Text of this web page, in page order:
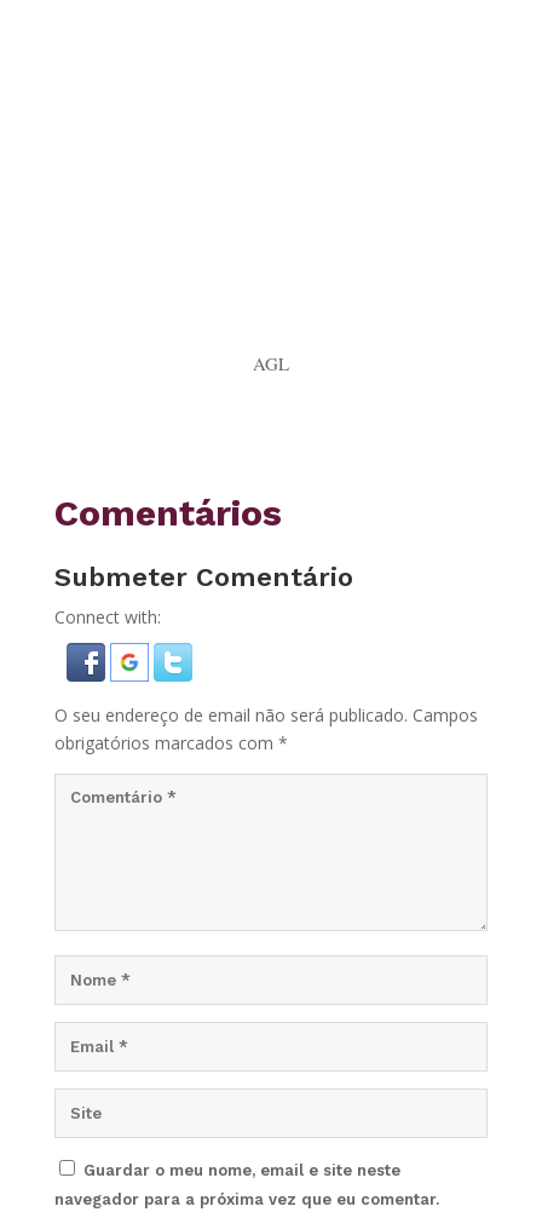
AGL
Comentários
Submeter Comentário
Connect with:
O seu endereço de email não será publicado. Campos
obrigatórios marcados com *
Guardar o meu nome, email e site neste
navegador para a próxima vez que eu comentar.